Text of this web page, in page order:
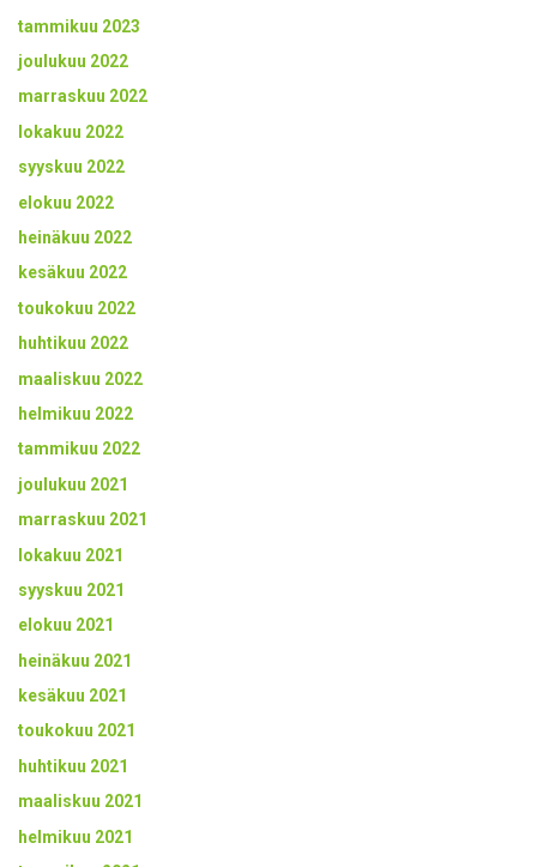
tammikuu 2023
joulukuu 2022
marraskuu 2022
lokakuu 2022
syyskuu 2022
elokuu 2022
heinäkuu 2022
kesäkuu 2022
toukokuu 2022
huhtikuu 2022
maaliskuu 2022
helmikuu 2022
tammikuu 2022
joulukuu 2021
marraskuu 2021
lokakuu 2021
syyskuu 2021
elokuu 2021
heinäkuu 2021
kesäkuu 2021
toukokuu 2021
huhtikuu 2021
maaliskuu 2021
helmikuu 2021